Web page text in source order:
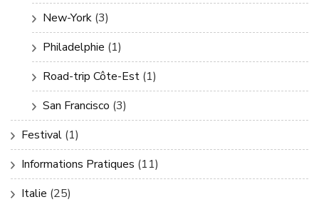
New-York (3)
Philadelphie (1)
Road-trip Côte-Est (1)
San Francisco (3)
Festival (1)
Informations Pratiques (11)
Italie (25)